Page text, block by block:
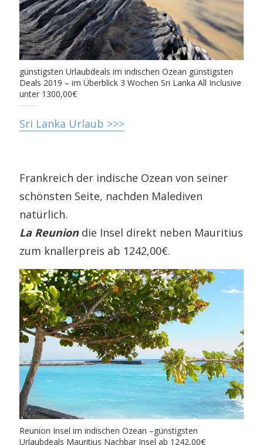
günstigsten Urlaubdeals im indischen Ozean günstigsten
Deals 2019 – im Überblick 3 Wochen Sri Lanka All Inclusive
unter 1300,00€
Sri Lanka Urlaub >>>
Frankreich der indische Ozean von seiner
schönsten Seite, nachden Malediven
natürlich.
La Reunion die Insel direkt neben Mauritius
zum knallerpreis ab 1242,00€.
Reunion Insel im indischen Ozean –günstigsten
Urlaubdeals Mauritius Nachbar Insel ab 1242,00€